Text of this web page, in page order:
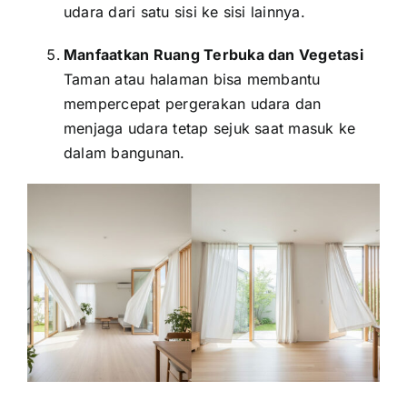
udara dari satu sisi ke sisi lainnya.
Manfaatkan Ruang Terbuka dan Vegetasi
Taman atau halaman bisa membantu
mempercepat pergerakan udara dan
menjaga udara tetap sejuk saat masuk ke
dalam bangunan.